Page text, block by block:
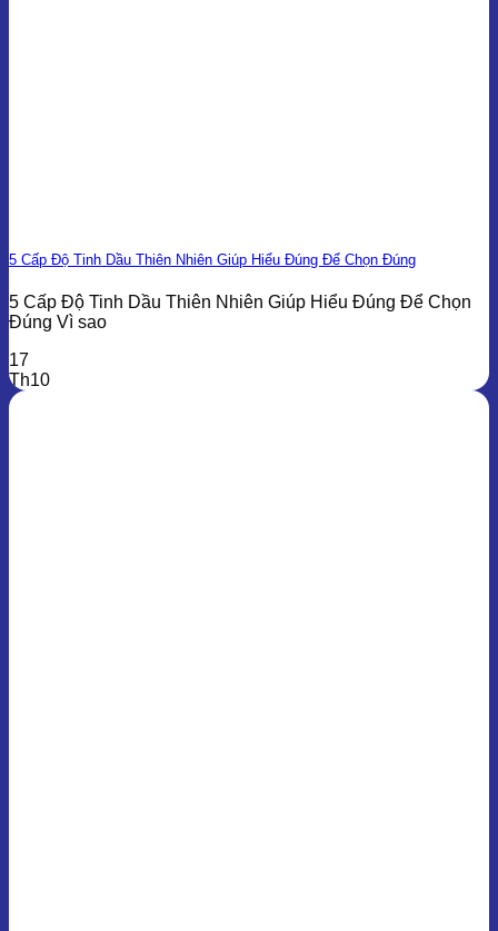
5 Cấp Độ Tinh Dầu Thiên Nhiên Giúp Hiểu Đúng Để Chọn Đúng
5 Cấp Độ Tinh Dầu Thiên Nhiên Giúp Hiểu Đúng Để Chọn
Đúng Vì sao
17
Th10